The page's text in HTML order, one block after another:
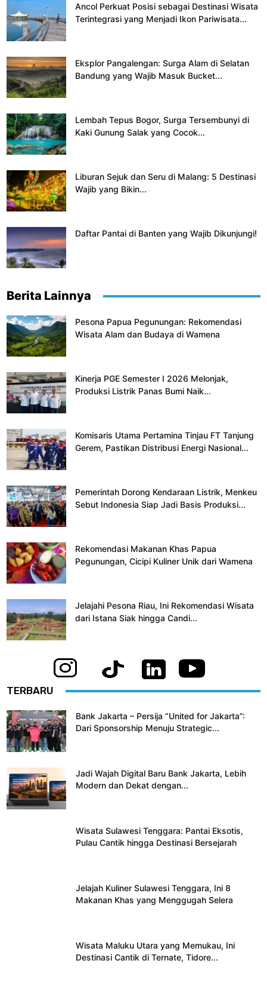
Ancol Perkuat Posisi sebagai Destinasi Wisata
Terintegrasi yang Menjadi Ikon Pariwisata...
Eksplor Pangalengan: Surga Alam di Selatan
Bandung yang Wajib Masuk Bucket...
Lembah Tepus Bogor, Surga Tersembunyi di
Kaki Gunung Salak yang Cocok...
Liburan Sejuk dan Seru di Malang: 5 Destinasi
Wajib yang Bikin...
Daftar Pantai di Banten yang Wajib Dikunjungi!
Berita Lainnya
Pesona Papua Pegunungan: Rekomendasi
Wisata Alam dan Budaya di Wamena
Kinerja PGE Semester I 2026 Melonjak,
Produksi Listrik Panas Bumi Naik...
Komisaris Utama Pertamina Tinjau FT Tanjung
Gerem, Pastikan Distribusi Energi Nasional...
Pemerintah Dorong Kendaraan Listrik, Menkeu
Sebut Indonesia Siap Jadi Basis Produksi...
Rekomendasi Makanan Khas Papua
Pegunungan, Cicipi Kuliner Unik dari Wamena
Jelajahi Pesona Riau, Ini Rekomendasi Wisata
dari Istana Siak hingga Candi...
TERBARU
Bank Jakarta – Persija “United for Jakarta”:
Dari Sponsorship Menuju Strategic...
Jadi Wajah Digital Baru Bank Jakarta, Lebih
Modern dan Dekat dengan...
Wisata Sulawesi Tenggara: Pantai Eksotis,
Pulau Cantik hingga Destinasi Bersejarah
Jelajah Kuliner Sulawesi Tenggara, Ini 8
Makanan Khas yang Menggugah Selera
Wisata Maluku Utara yang Memukau, Ini
Destinasi Cantik di Ternate, Tidore...